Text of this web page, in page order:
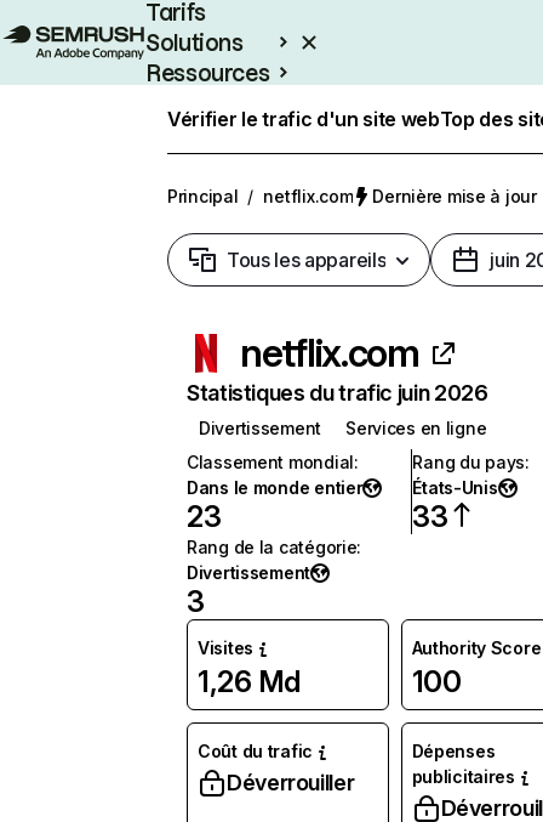
Tarifs
Solutions
Ressources
Vérifier le trafic d'un site webTop des
Principal / netflix.com Dernière mise à jour
Tous les appareils juin
netflix.com
Statistiques du trafic juin 2026
Divertissement
Services en ligne
Classement mondial:
Dans le monde entier
23
Rang du pays:
États-Unis
33
Rang de la catégorie:
Divertissement
3
Visites
1,26 Md
Authority Score
100
Coût du trafic
Déverrouiller
Dépenses
publicitaires